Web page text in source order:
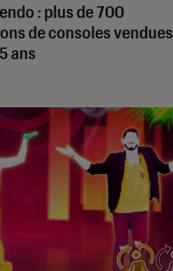
: plus de 700
de consoles vendues
ans